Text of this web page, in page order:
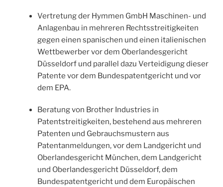
Vertretung der Hymmen GmbH Maschinen- und
Anlagenbau in mehreren Rechtsstreitigkeiten
gegen einen spanischen und einen italienischen
Wettbewerber vor dem Oberlandesgericht
Düsseldorf und parallel dazu Verteidigung dieser
Patente vor dem Bundespatentgericht und vor
dem EPA.
Beratung von Brother Industries in
Patentstreitigkeiten, bestehend aus mehreren
Patenten und Gebrauchsmustern aus
Patentanmeldungen, vor dem Landgericht und
Oberlandesgericht München, dem Landgericht
und Oberlandesgericht Düsseldorf, dem
Bundespatentgericht und dem Europäischen